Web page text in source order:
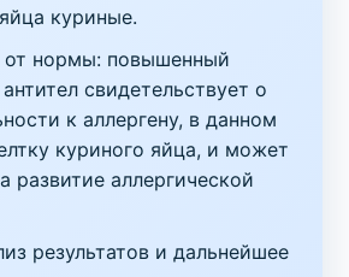
куриные.
от нормы: повышенный
свидетельствует о
к аллергену, в данном
куриного яйца, и может
развитие аллергической
результатов и дальнейшее